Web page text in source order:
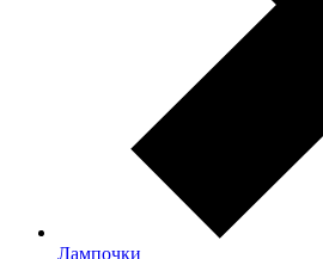
Лампочки